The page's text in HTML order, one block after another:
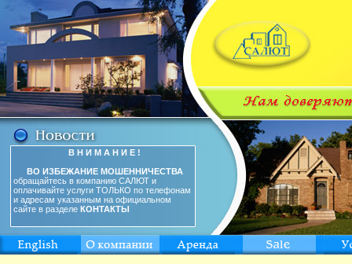
В Н И М А Н И Е !
ВО ИЗБЕЖАНИЕ МОШЕННИЧЕСТВА
обращайтесь в компанию САЛЮТ и
оплачивайте услуги ТОЛЬКО по телефонам
и адресам указанным на официальном
сайте в разделе КОНТАКТЫ